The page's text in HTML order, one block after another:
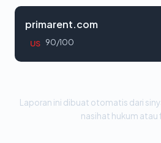
primarent.com
US 90/100
Laporan ini dibuat otomatis dari
nasihat hukum atau